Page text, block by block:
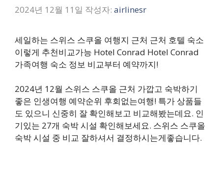
2024년 12월 11일 작성자: airlinesr
세일하는 스위스 스쿠올 여행지 근처 근처 호텔 숙소
이렇게 추천비교가능 Hotel Conrad Hotel Conrad
가족여행 숙소 정보 비교부터 예약까지!
2024년 12월 스위스 스쿠올 근처 가깝고 숙박하기
좋은 인생여행 예약순위 후회없는여행! 특가 상품들
도 있으니 신중히 잘 확인해보고 비교해봤는데요. 인
기있는 27개 숙박 시설 확인해보세요. 스위스 스쿠올
숙박 시설 중 비교 잘하셔서 결정하시는게좋습니다.